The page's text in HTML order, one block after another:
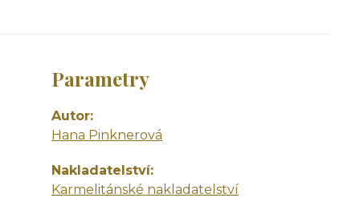
Parametry
Autor
Hana Pinknerová
Nakladatelství
Karmelitánské nakladatelství